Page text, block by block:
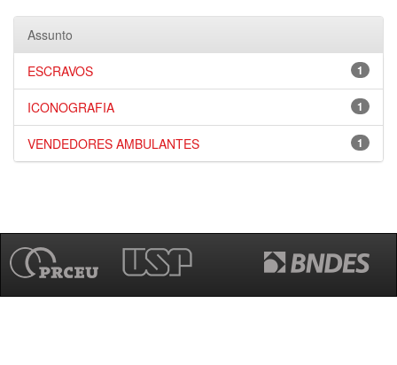
Assunto
1
ESCRAVOS
1
ICONOGRAFIA
1
VENDEDORES AMBULANTES